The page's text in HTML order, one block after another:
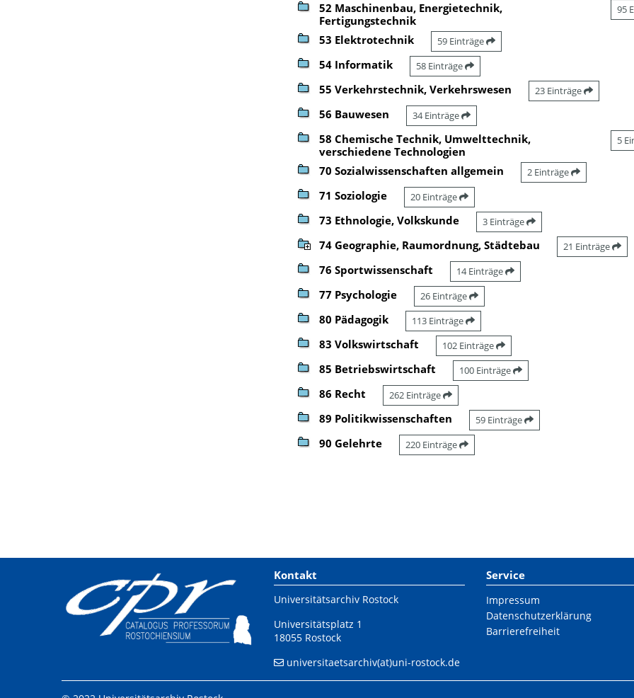
52 Maschinenbau, Energietechnik,
Fertigungstechnik
95
53 Elektrotechnik 59 Einträge
54 Informatik 58 Einträge
55 Verkehrstechnik, Verkehrswesen 23 Einträge
56 Bauwesen 34 Einträge
58 Chemische Technik, Umwelttechnik,
verschiedene Technologien
5
70 Sozialwissenschaften allgemein 2 Einträge
71 Soziologie 20 Einträge
73 Ethnologie, Volkskunde 3 Einträge
74 Geographie, Raumordnung, Städtebau 21 Einträge
76 Sportwissenschaft 14 Einträge
77 Psychologie 26 Einträge
80 Pädagogik 113 Einträge
83 Volkswirtschaft 102 Einträge
85 Betriebswirtschaft 100 Einträge
86 Recht 262 Einträge
89 Politikwissenschaften 59 Einträge
90 Gelehrte 220 Einträge
Kontakt
Universitätsarchiv Rostock
Universitätsplatz 1
18055 Rostock
universitaetsarchiv(at)uni-rostock.de
Service
Impressum
Datenschutzerklärung
Barrierefreiheit